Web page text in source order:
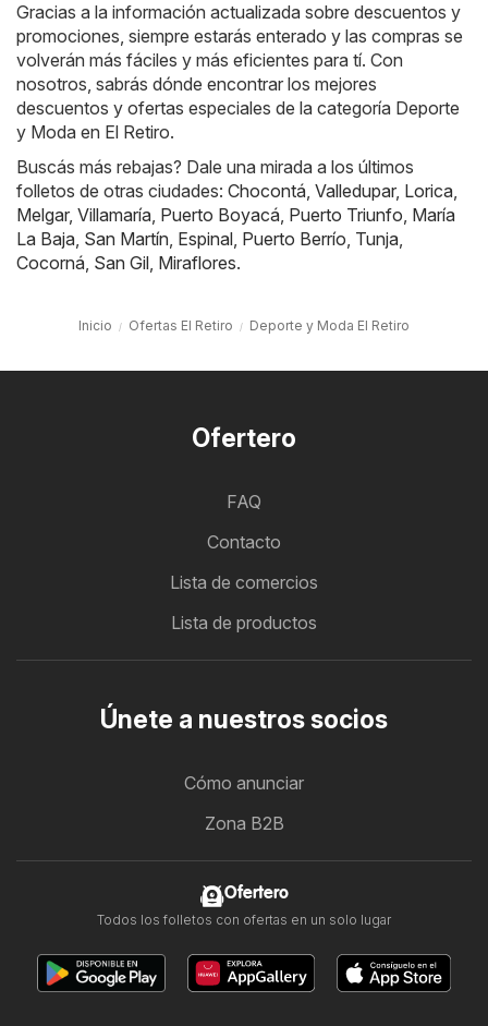
Gracias a la información actualizada sobre descuentos y
promociones, siempre estarás enterado y las compras se
volverán más fáciles y más eficientes para tí. Con
nosotros, sabrás dónde encontrar los mejores
descuentos y ofertas especiales de la categoría Deporte
y Moda en El Retiro.
Buscás más rebajas? Dale una mirada a los últimos
folletos de otras ciudades: Chocontá, Valledupar, Lorica,
Melgar, Villamaría, Puerto Boyacá, Puerto Triunfo, María
La Baja, San Martín, Espinal, Puerto Berrío, Tunja,
Cocorná, San Gil, Miraflores.
Inicio Ofertas El Retiro Deporte y Moda El Retiro
Ofertero
FAQ
Contacto
Lista de comercios
Lista de productos
Únete a nuestros socios
Cómo anunciar
Zona B2B
Ofertero
Todos los folletos con ofertas en un solo lugar